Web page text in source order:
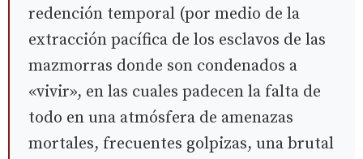
redención temporal (por medio de la
extracción pacífica de los esclavos de las
mazmorras donde son condenados a
«vivir», en las cuales padecen la falta de
todo en una atmósfera de amenazas
mortales, frecuentes golpizas, una brutal